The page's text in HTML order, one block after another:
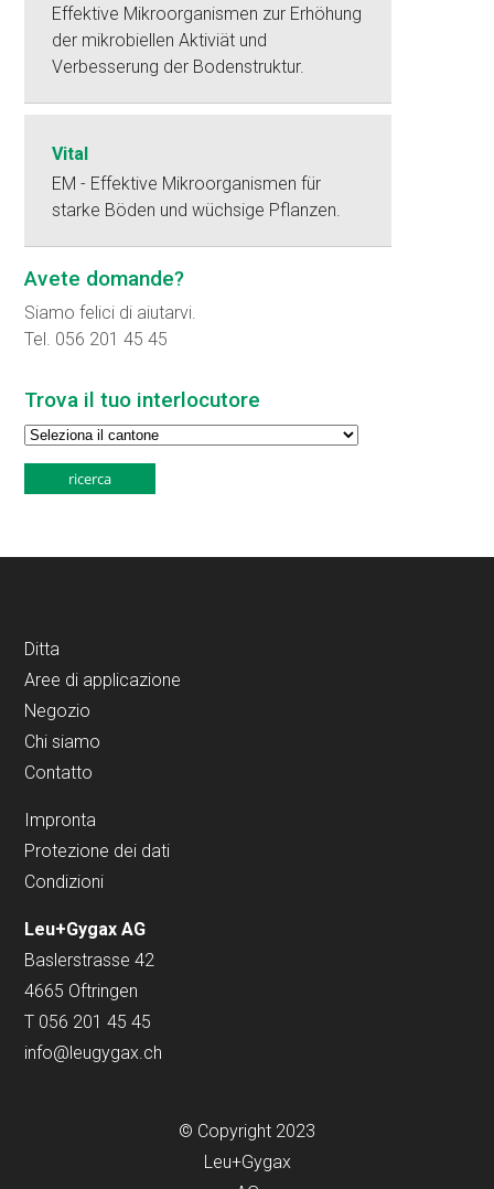
Effektive Mikroorganismen zur Erhöhung
der mikrobiellen Aktiviät und
Verbesserung der Bodenstruktur.
Vital
EM - Effektive Mikroorganismen für
starke Böden und wüchsige Pflanzen.
Avete domande?
Siamo felici di aiutarvi.
Tel. 056 201 45 45
Trova il tuo interlocutore
Ditta
Aree di applicazione
Negozio
Chi siamo
Contatto
Impronta
Protezione dei dati
Condizioni
Leu+Gygax AG
Baslerstrasse 42
4665 Oftringen
T 056 201 45 45
info@leugygax.ch
© Copyright 2023
Leu+Gygax